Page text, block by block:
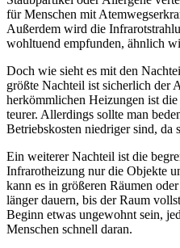
für Menschen mit
Außerdem wird die
wohltuend empfunden, ähnlich
Doch wie sieht es mit den
größte Nachteil ist sicherlich der
herkömmlichen Heizungen ist
teurer. Allerdings sollte man
Betriebskosten niedriger sind, da
Ein weiterer Nachteil ist die
Infrarotheizung nur die Objekte
kann es in größeren Räumen
länger dauern, bis der Raum
Beginn etwas ungewohnt sein,
Menschen schnell daran.